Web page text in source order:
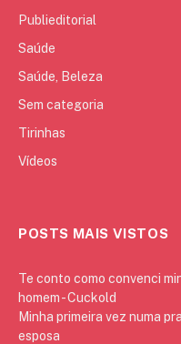
Publieditorial
Saúde
Saúde, Beleza
Sem categoria
Tirinhas
Vídeos
POSTS MAIS VISTOS
Te conto como convenci
homem - Cuckold
Minha primeira vez numa
esposa